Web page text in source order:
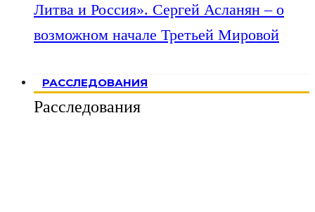
Литва и Россия». Сергей Асланян – о
возможном начале Третьей Мировой
РАССЛЕДОВАНИЯ
Расследования